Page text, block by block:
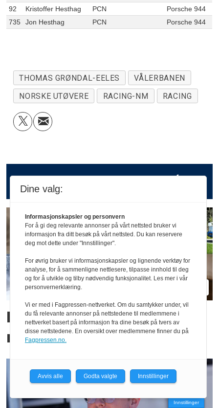
92 Kristoffer Hesthag PCN
Porsche 944
735
Jon Hesthag PCN Porsche 944
THOMAS GRØNDAL-EELES
VÅLERBANEN
NORSKE UTØVERE
RACING-NM RACING
FLERE SAKER FRA PARC FERMÉ:
Dette har skjedd på
rallybilfronten i sommer
Innstillinger
Dine valg:
Informasjonskapsler og personvern
For å gi deg relevante annonser på vårt nettsted bruker vi
informasjon fra ditt besøk på vårt nettsted. Du kan reservere
deg mot dette under "Innstillinger".
For øvrig bruker vi informasjonskapsler og lignende verktøy for
analyse, for å sammenligne nettlesere, tilpasse innhold til deg
og for å utvikle og tilby nødvendig funksjonalitet. Les mer i vår
personvernerklæring.
Vi er med i Fagpressen-nettverket. Om du samtykker under, vil
du få relevante annonser på nettstedene til medlemmene i
nettverket basert på informasjon fra dine besøk på tvers av
disse nettstedene. En oversikt over medlemmene finner du på
Fagpressen.no.
Avvis alle Godta valgte Innstillinger